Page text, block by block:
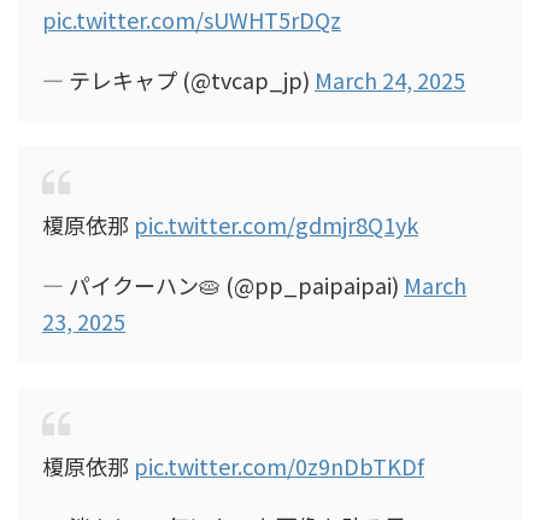
pic.twitter.com/sUWHT5rDQz
— テレキャプ (@tvcap_jp) March 24, 2025
榎原依那 pic.twitter.com/gdmjr8Q1yk
— パイクーハン🥧 (@pp_paipaipai) March
23, 2025
榎原依那 pic.twitter.com/0z9nDbTKDf